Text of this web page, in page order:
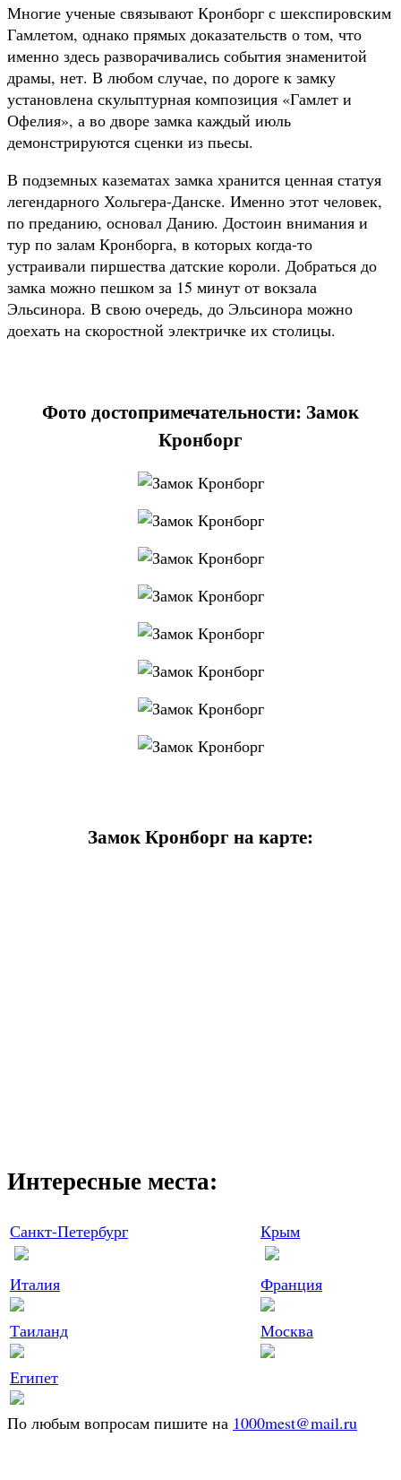
Многие ученые связывают Кронборг с шекспировским
Гамлетом, однако прямых доказательств о том, что
именно здесь разворачивались события знаменитой
драмы, нет. В любом случае, по дороге к замку
установлена скульптурная композиция «Гамлет и
Офелия», а во дворе замка каждый июль
демонстрируются сценки из пьесы.
В подземных казематах замка хранится ценная статуя
легендарного Хольгера-Данске. Именно этот человек,
по преданию, основал Данию. Достоин внимания и
тур по залам Кронборга, в которых когда-то
устраивали пиршества датские короли. Добраться до
замка можно пешком за 15 минут от вокзала
Эльсинора. В свою очередь, до Эльсинора можно
доехать на скоростной электричке их столицы.
Фото достопримечательности: Замок
Кронборг
Замок Кронборг на карте:
Интересные места:
Санкт-Петербург Крым
Италия Франция
Таиланд Москва
Египет
По любым вопросам пишите на 1000mest@mail.ru